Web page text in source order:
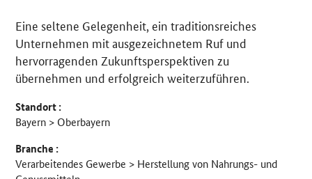
Eine seltene Gelegenheit, ein traditionsreiches
Unternehmen mit ausgezeichnetem Ruf und
hervorragenden Zukunftsperspektiven zu
übernehmen und erfolgreich weiterzuführen.
Standort :
Bayern > Oberbayern
Branche :
Verarbeitendes Gewerbe > Herstellung von Nahrungs- und